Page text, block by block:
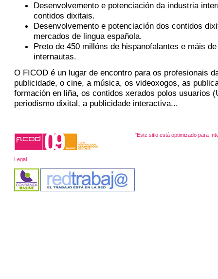
Desenvolvemento e potenciación da industria
contidos dixitais.
Desenvolvemento e potenciación dos contidos
mercados de lingua española.
Preto de 450 millóns de hispanofalantes e máis
internautas.
O FICOD é un lugar de encontro para os profesionais
publicidade, o cine, a música, os videoxogos, as
formación en liña, os contidos xerados polos usuarios
periodismo dixital, a publicidade interactiva...
"Este sitio está optimizado para
Legal